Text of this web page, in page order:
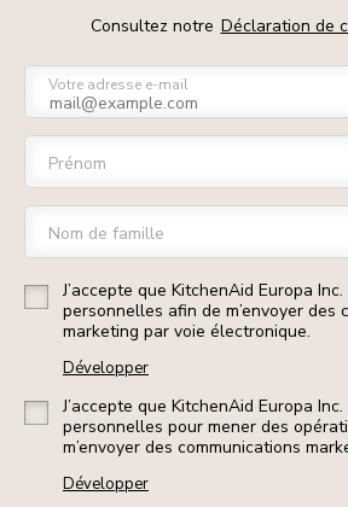
Consultez notre Déclaration de
Votre adresse e-mail
Prénom
Nom de famille
J’accepte que KitchenAid Europa
personnelles afin de m’envoyer des
marketing par voie électronique.
Développer
J’accepte que KitchenAid Europa
personnelles pour mener des
m’envoyer des communications
Développer